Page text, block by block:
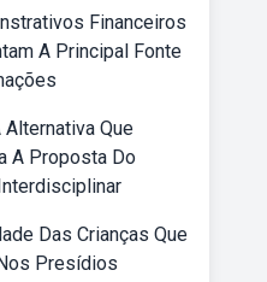
Financeiros
A Principal Fonte
Alternativa Que
A Proposta Do
Das Crianças Que
Presídios